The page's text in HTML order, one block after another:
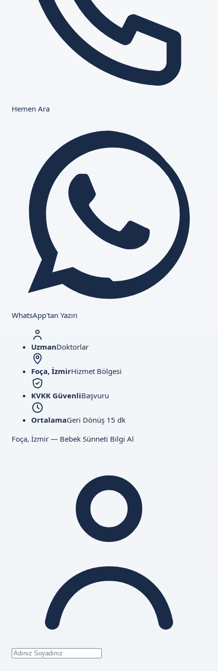
Hemen Ara
WhatsApp'tan Yazın
UzmanDoktorlar
Foça, İzmirHizmet Bölgesi
KVKK GüvenliBaşvuru
OrtalamaGeri Dönüş 15 dk
Foça, İzmir — Bebek Sünneti Bilgi Al